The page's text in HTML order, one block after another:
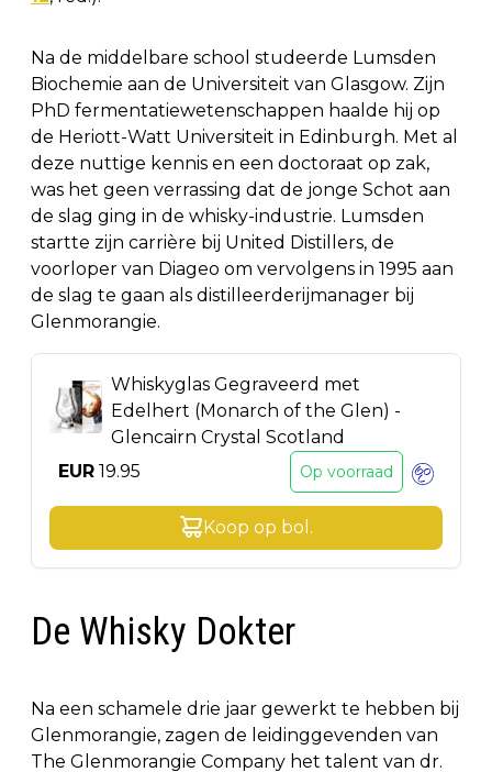
Na de middelbare school studeerde Lumsden
Biochemie aan de Universiteit van Glasgow. Zijn
PhD fermentatiewetenschappen haalde hij op
de Heriott-Watt Universiteit in Edinburgh. Met al
deze nuttige kennis en een doctoraat op zak,
was het geen verrassing dat de jonge Schot aan
de slag ging in de whisky-industrie. Lumsden
startte zijn carrière bij United Distillers, de
voorloper van Diageo om vervolgens in 1995 aan
de slag te gaan als distilleerderijmanager bij
Glenmorangie.
Whiskyglas Gegraveerd met
Edelhert (Monarch of the Glen) -
Glencairn Crystal Scotland
EUR 19.95 Op voorraad
Koop op bol .
De Whisky Dokter
Na een schamele drie jaar gewerkt te hebben bij
Glenmorangie, zagen de leidinggevenden van
The Glenmorangie Company het talent van dr.